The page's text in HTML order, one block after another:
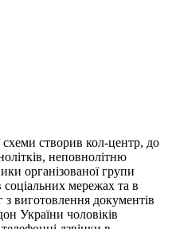
схеми створив кол-центр, до
неповнолітню
організованої групи
мережах та в
виготовлення документів
України чоловіків